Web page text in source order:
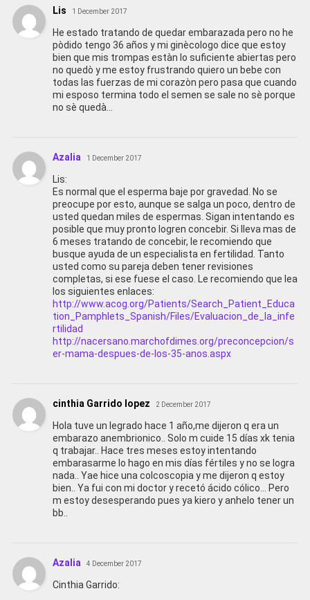
Lis 1 December 2017
He estado tratando de quedar embarazada pero no he
pòdido tengo 36 años y mi ginècologo dice que estoy
bien que mis trompas estàn lo suficiente abiertas pero
no quedò y me estoy frustrando quiero un bebe con
todas las fuerzas de mi corazòn pero pasa que cuando
mi esposo termina todo el semen se sale no sè porque
no sè quedà…
Azalia 1 December 2017
Lis:
Es normal que el esperma baje por gravedad. No se
preocupe por esto, aunque se salga un poco, dentro de
usted quedan miles de espermas. Sigan intentando es
posible que muy pronto logren concebir. Si lleva mas de
6 meses tratando de concebir, le recomiendo que
busque ayuda de un especialista en fertilidad. Tanto
usted como su pareja deben tener revisiones
completas, si ese fuese el caso. Le recomiendo que lea
los siguientes enlaces:
http://www.acog.org/Patients/Search_Patient_Educa
tion_Pamphlets_Spanish/Files/Evaluacion_de_la_infe
rtilidad
http://nacersano.marchofdimes.org/preconcepcion/s
er-mama-despues-de-los-35-anos.aspx
cinthia Garrido lopez 2 December 2017
Hola tuve un legrado hace 1 año,me dijeron q era un
embarazo anembrionico.. Solo m cuide 15 días xk tenia
q trabajar.. Hace tres meses estoy intentando
embarasarme lo hago en mis días fértiles y no se logra
nada.. Yae hice una colcoscopia y me dijeron q estoy
bien.. Ya fui con mi doctor y recetó ácido cólico… Pero
m estoy desesperando pues ya kiero y anhelo tener un
bb..
Azalia 4 December 2017
Cinthia Garrido: